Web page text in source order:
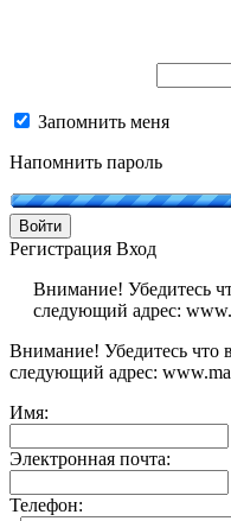
Запомнить меня
Напомнить пароль
Войти
Регистрация Вход
Внимание! Убедитесь
следующий адрес:
Внимание! Убедитесь что
следующий адрес:
Имя:
Электронная почта:
Телефон: